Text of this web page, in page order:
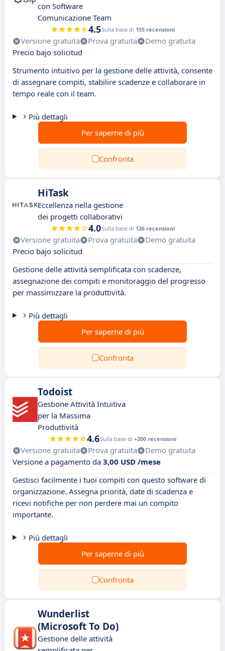
con Software
Comunicazione Team
4.5Sulla base di 155 recensioni
Versione gratuita Prova gratuita
Demo gratuita
Precio bajo solicitud
Strumento intuitivo per la gestione delle attività, consente
di assegnare compiti, stabilire scadenze e collaborare in
tempo reale con il team.
Più dettagli
Per saperne di più
Confronta
HiTask
Eccellenza nella gestione
dei progetti collaborativi
4.0Sulla base di 126 recensioni
Versione gratuita Prova gratuita
Demo gratuita
Precio bajo solicitud
Gestione delle attività semplificata con scadenze,
assegnazione dei compiti e monitoraggio del progresso
per massimizzare la produttività.
Più dettagli
Per saperne di più
Confronta
Todoist
Gestione Attività Intuitiva
per la Massima
Produttività
4.6Sulla base di +200 recensioni
Versione gratuita Prova gratuita
Demo gratuita
Versione a pagamento da 3,00 USD /mese
Gestisci facilmente i tuoi compiti con questo software di
organizzazione. Assegna priorità, date di scadenza e
ricevi notifiche per non perdere mai un compito
importante.
Più dettagli
Per saperne di più
Confronta
Wunderlist
(Microsoft To Do)
Gestione delle attività